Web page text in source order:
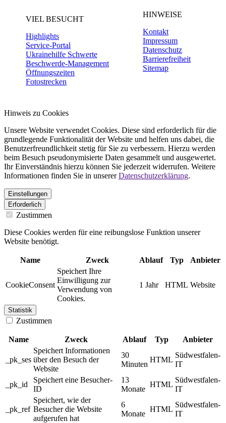
VIEL BESUCHT
Highlights
Service-Portal
Ukrainehilfe Schwerte
Beschwerde-Management
Öffnungszeiten
Fotostrecken
HINWEISE
Kontakt
Impressum
Datenschutz
Barrierefreiheit
Sitemap
Hinweis zu Cookies
Unsere Website verwendet Cookies. Diese sind erforderlich für die
grundlegende Funktionalität der Website und helfen uns dabei, die
Benutzerfreundlichkeit stetig für Sie zu verbessern. Hierzu werden
beim Besuch pseudonymisierte Daten gesammelt und ausgewertet.
Ihr Einverständnis hierzu können Sie jederzeit widerrufen. Weitere
Informationen finden Sie in unsererDatenschutzerklärung.
Einstellungen
Erforderlich
Zustimmen
Diese Cookies werden für eine reibungslose Funktion unserer
Website benötigt.
Name Zweck Ablauf Typ Anbieter
CookieConsent
Speichert Ihre
Einwilligung zur
Verwendung von
Cookies.
1 Jahr HTML Website
Statistik
Zustimmen
Name Zweck Ablauf Typ Anbieter
_pk_ses
Speichert Informationen
über den Besuch der
Website
30
Minuten
HTML
Südwestfalen-
IT
_pk_id
Speichert eine Besucher-
ID
13
Monate
HTML
Südwestfalen-
IT
_pk_ref
Speichert, wie der
Besucher die Website
aufgerufen hat
6
Monate
HTML
Südwestfalen-
IT